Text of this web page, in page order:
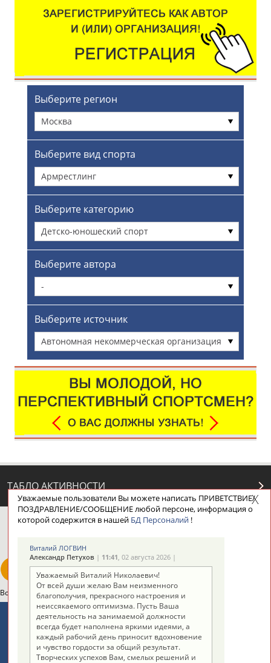
Выберите регион
Москва
Выберите вид спорта
Армрестлинг
Выберите категорию
Детско-юношеский спорт
Выберите автора
-
Выберите источник
Автономная некоммерческая организация
«Центр культуры» Хорошевский»
ТАБЛО АКТИВНОСТИ
ЦЕЛИ ПРОЕКТА НАШИ КНОПКИ
Вопросы сотрудничества и совместной деятельности
Стадион, 1998-2026
Адресов в новостной рассылке: 996
Подпишись
Уважаемые пользователи Вы можете написать ПРИВЕТСТВИЕ/
ПОЗДРАВЛЕНИЕ/СООБЩЕНИЕ любой персоне, информация о
которой содержится в нашей БД Персоналий!
Виталий ЛОГВИН
Александр Петухов| 11:41, 02 августа 2026 |
Уважаемый Виталий Николаевич!
От всей души желаю Вам неизменного
благополучия, прекрасного настроения и
неиссякаемого оптимизма. Пусть Ваша
деятельность на занимаемой должности
всегда будет наполнена яркими идеями, а
каждый рабочий день приносит вдохновение
и чувство гордости за общий результат.
Творческих успехов Вам, смелых решений и